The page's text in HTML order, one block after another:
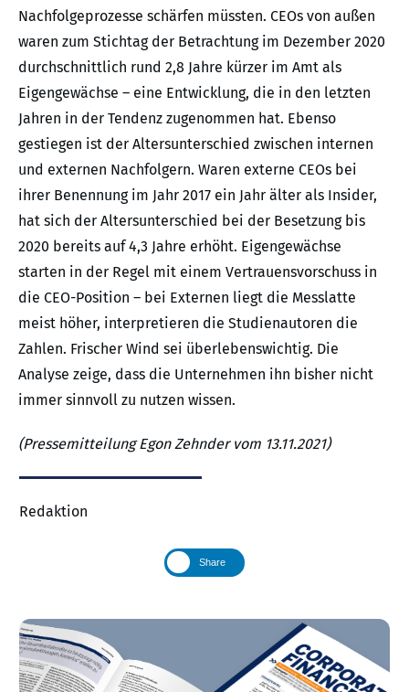
Nachfolgeprozesse schärfen müssten. CEOs von außen
waren zum Stichtag der Betrachtung im Dezember 2020
durchschnittlich rund 2,8 Jahre kürzer im Amt als
Eigengewächse – eine Entwicklung, die in den letzten
Jahren in der Tendenz zugenommen hat. Ebenso
gestiegen ist der Altersunterschied zwischen internen
und externen Nachfolgern. Waren externe CEOs bei
ihrer Benennung im Jahr 2017 ein Jahr älter als Insider,
hat sich der Altersunterschied bei der Besetzung bis
2020 bereits auf 4,3 Jahre erhöht. Eigengewächse
starten in der Regel mit einem Vertrauensvorschuss in
die CEO-Position – bei Externen liegt die Messlatte
meist höher, interpretieren die Studienautoren die
Zahlen. Frischer Wind sei überlebenswichtig. Die
Analyse zeige, dass die Unternehmen ihn bisher nicht
immer sinnvoll zu nutzen wissen.
(Pressemitteilung Egon Zehnder vom 13.11.2021)
Redaktion
Share